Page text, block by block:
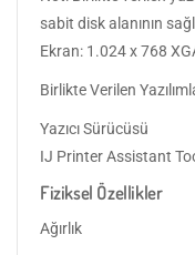
sabit disk alanının
Ekran: 1.024 x 768
Birlikte Verilen
Yazıcı Sürücüsü
IJ Printer Assistant
Fiziksel Özellikler
Ağırlık